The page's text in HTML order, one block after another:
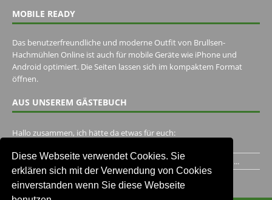
Diese Webseite verwendet Cookies. Sie
erklären sich mit der Verwendung von Cookies
einverstanden wenn Sie diese Webseite
MOBILE READY
Das benutzerfreundliche und moderne Outfit von Brullsen-
Hachmühlen Online ist auch für mobile Geräte wie iPhone und
Android optimiert. Die Seiten lassen sich im kompaktem Format
öffnen.
AUS UNSEREM GÄSTEBUCH
Hallo zusammen, ich hätte da etwas für euch:
Ich habe ein Jahr im Gasthaus Hugo Pape verbracht..Habe ihn...
Unser Gästebuch besuchen